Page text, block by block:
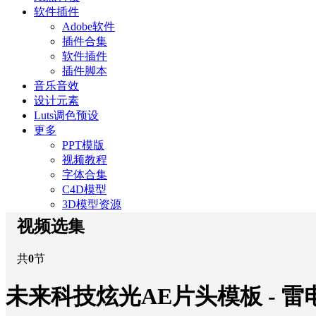
软件插件
Adobe软件
插件合集
软件插件
插件脚本
音乐音效
设计元素
Luts调色预设
更多
PPT模版
视频教程
字体合集
C4D模型
3D模型资源
视频选集
共0节
未来科技炫光AE片头模板 - 雷